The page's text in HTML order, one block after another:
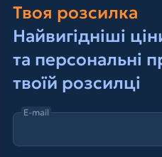
Твоя розсилка
Найвигідніші
та персональні
твоїй розсилці
E-mail